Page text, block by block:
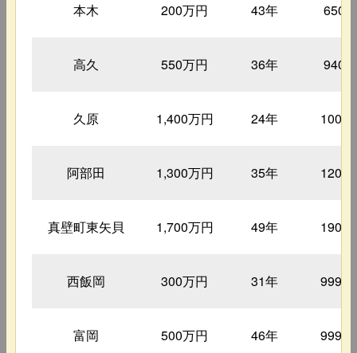
本木 200万円 43年 650
高久 550万円 36年 940
久原 1,400万円 24年 1000
阿部田 1,300万円 35年 1200
真壁町東矢貝 1,700万円 49年 1900
西飯岡 300万円 31年 9999
富岡 500万円 46年 9999